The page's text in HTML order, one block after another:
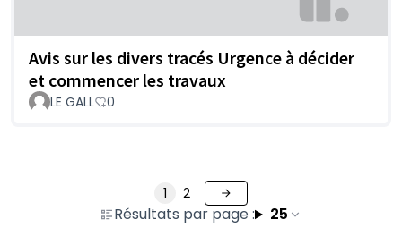
Avis sur les divers tracés Urgence à décider
et commencer les travaux
LE GALL 0
Résultats par page : 25
1 2